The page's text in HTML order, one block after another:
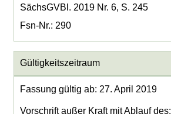
SächsGVBl. 2019 Nr. 6, S. 245
Fsn-Nr.: 290
Gültigkeitszeitraum
Fassung gültig ab: 27. April 2019
Vorschrift außer Kraft mit Ablauf des: